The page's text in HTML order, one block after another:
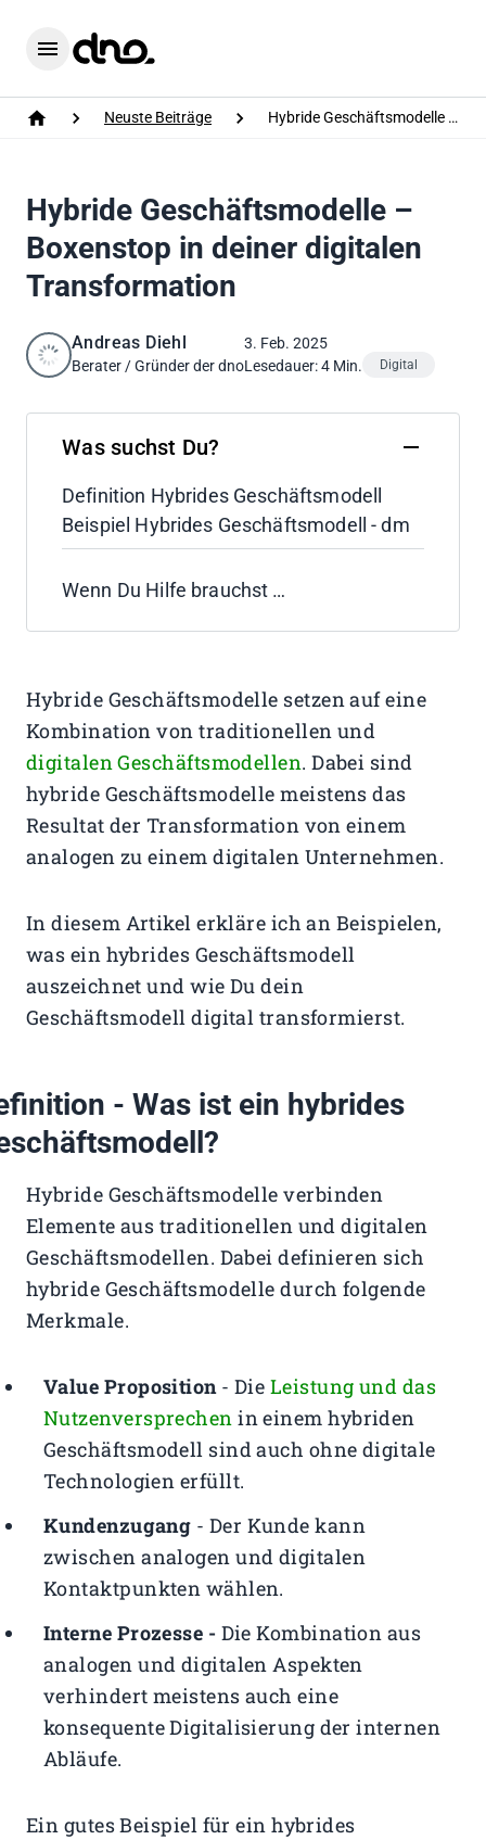
Menu
Home
Neuste Beiträge Hybride Geschäftsmodelle – Boxenstop in deiner digitalen Transformation
Hybride Geschäftsmodelle –
Boxenstop in deiner digitalen
Transformation
Andreas Diehl
Berater / Gründer der dno
3. Feb. 2025
Lesedauer: 4 Min.
Digital
Was suchst Du?
Definition Hybrides Geschäftsmodell
Beispiel Hybrides Geschäftsmodell - dm
Wenn Du Hilfe brauchst …
Hybride Geschäftsmodelle setzen auf eine
Kombination von traditionellen und
digitalen Geschäftsmodellen. Dabei sind
hybride Geschäftsmodelle meistens das
Resultat der Transformation von einem
analogen zu einem digitalen Unternehmen.
In diesem Artikel erkläre ich an Beispielen,
was ein hybrides Geschäftsmodell
auszeichnet und wie Du dein
Geschäftsmodell digital transformierst.
- Was ist ein hybrides
Hybride Geschäftsmodelle verbinden
Elemente aus traditionellen und digitalen
Geschäftsmodellen. Dabei definieren sich
hybride Geschäftsmodelle durch folgende
Merkmale.
Value Proposition- Die Leistung und das
Nutzenversprechen in einem hybriden
Geschäftsmodell sind auch ohne digitale
Technologien erfüllt.
Kundenzugang - Der Kunde kann
zwischen analogen und digitalen
Kontaktpunkten wählen.
Interne Prozesse - Die Kombination aus
analogen und digitalen Aspekten
verhindert meistens auch eine
konsequente Digitalisierung der internen
Abläufe.
Ein gutes Beispiel für ein hybrides